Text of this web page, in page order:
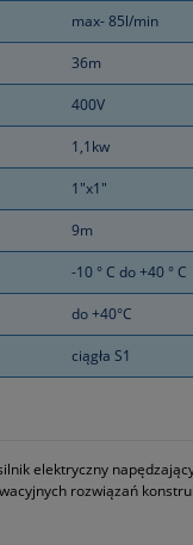
max- 85l/min
36m
400V
1,1kw
1"x1"
9m
-10 ° C do +40 ° C
do +40°C
ciągła S1
elektryczny
rozwiązań